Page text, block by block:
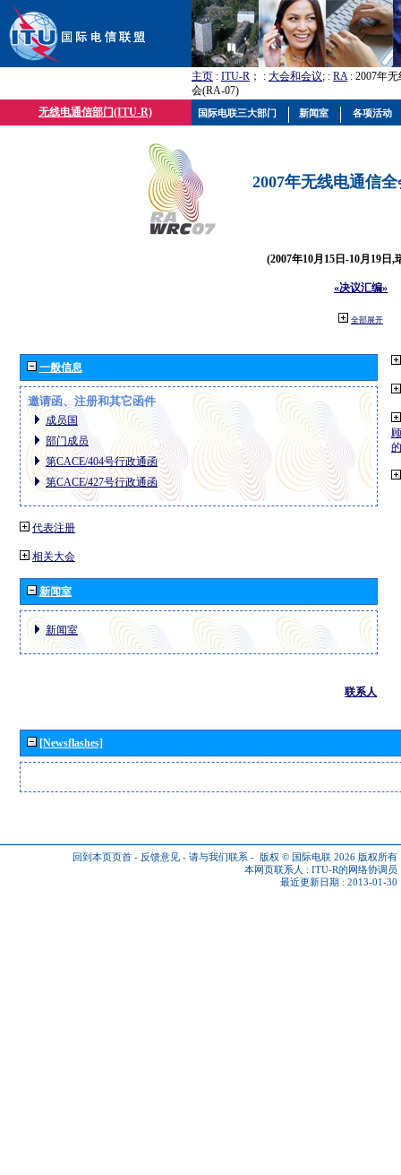
主页 : ITU-R ； : 大会和会议; : RA: 2007年
会(RA-07)
无线电通信部门(ITU-R)
2007年无线电通信
(2007年10月15日-10月19日,
«决议汇编»
全部展开
一般信息
邀请函、注册和其它函件
成员国
部门成员
第CACE/404号行政通函
第CACE/427号行政通函
代表注册
相关大会
新闻室
新闻室
联系人
[Newsflashes]
回到本页页首 - 反馈意见 - 请与我们联系 - 版权 © 国际电联 2026 版权所有
本网页联系人 : ITU-R的网络协调员
最近更新日期 : 2013-01-30
国际电联三大部门 新闻室 各项活动